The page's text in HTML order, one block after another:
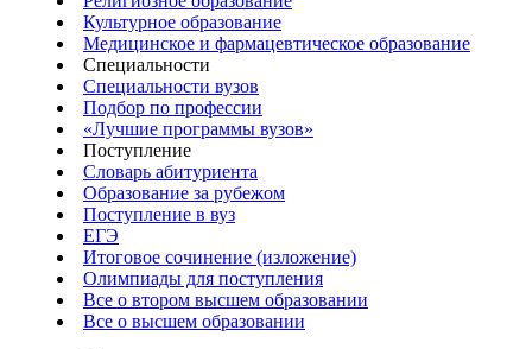
Культурное образование
Медицинское и фармацевтическое образование
Специальности
Специальности вузов
Подбор по профессии
«Лучшие программы вузов»
Поступление
Словарь абитуриента
Образование за рубежом
Поступление в вуз
ЕГЭ
Итоговое сочинение (изложение)
Олимпиады для поступления
Все о втором высшем образовании
Все о высшем образовании